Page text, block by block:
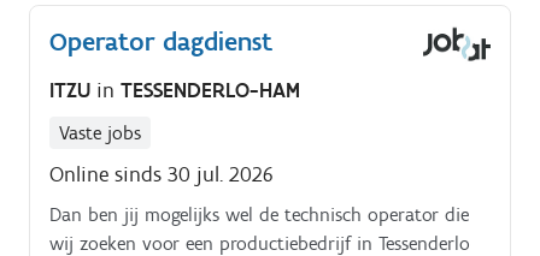
nachtploeg Maaltijdcheques van €9,.5Wil jij deel
uitmaken van dit collegiaal en dynamisch team?
Operator dagdienst
ITZU in TESSENDERLO-HAM
Vaste jobs
Online sinds 30 jul. 2026
Dan ben jij mogelijks wel de technisch operator die
wij zoeken voor een productiebedrijf in Tessenderlo